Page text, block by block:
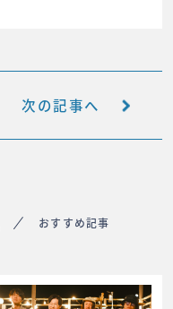
次の記事へ
おすすめ記事